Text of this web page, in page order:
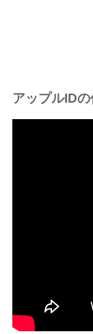
アップルID